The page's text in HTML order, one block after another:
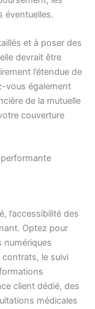
éventuelles.
et à poser des
devrait être
l’étendue de
vous également
de la mutuelle
couverture
l’accessibilité des
Optez pour
numériques
le suivi
client dédié, des
médicales